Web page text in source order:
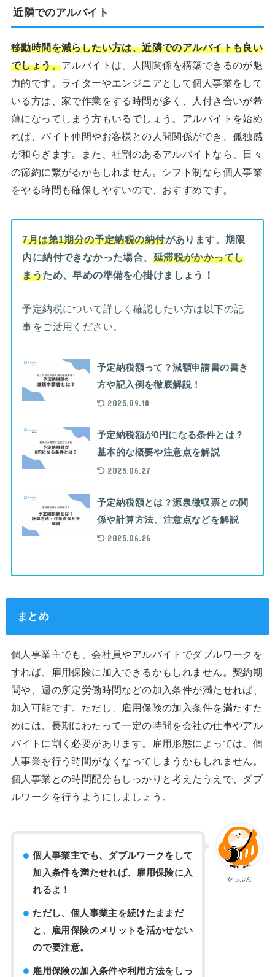
近隣でのアルバイト
移動時間を減らしたい方は、近隣でのアルバイトも良い
でしょう。アルバイトは、人間関係を構築できるのが魅
力的です。ライターやエンジニアとして個人事業をして
いる方は、家で作業をする時間が多く、人付き合いが希
薄になってしまう方もいるでしょう。アルバイトを始め
れば、バイト仲間やお客様との人間関係ができ、孤独感
が和らぎます。また、社割のあるアルバイトなら、日々
の節約に繋がるかもしれません。シフト制なら個人事業
をやる時間も確保しやすいので、おすすめです。
7月は第1期分の予定納税の納付があります。期限
内に納付できなかった場合、 延滞税がかかってし
まうため、早めの準備を心掛けましょう！
予定納税について詳しく確認したい方は以下の記
事をご活用ください。
予定納税額って？減額申請書の書き
方や記入例を徹底解説！
2025.09.18
予定納税額が0円になる条件とは？
基本的な概要や注意点を解説
2025.06.27
予定納税額とは？源泉徴収票との関
係や計算方法、注意点などを解説
2025.06.26
まとめ
個人事業主でも、会社員やアルバイトでダブルワークを
すれば、雇用保険に加入できるかもしれません。契約期
間や、週の所定労働時間などの加入条件が満たせれば、
加入可能です。ただし、雇用保険の加入条件を満たすた
めには、長期にわたって一定の時間を会社の仕事やアル
バイトに割く必要があります。雇用形態によっては、個
人事業を行う時間がなくなってしまうかもしれません。
個人事業との時間配分もしっかりと考えたうえで、ダブ
ルワークを行うようにしましょう。
やっぷん
個人事業主でも、ダブルワークをして
加入条件を満たせれば、雇用保険に入
れるよ！
ただし、個人事業主を続けたままだ
と、雇用保険のメリットを活かせない
ので要注意。
雇用保険の加入条件や利用方法をしっ